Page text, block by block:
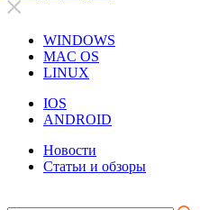
WINDOWS
MAC OS
LINUX
IOS
ANDROID
Новости
Статьи и обзоры